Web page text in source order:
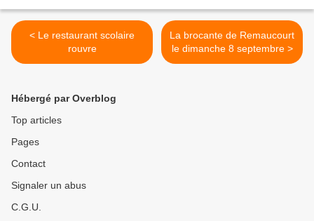
< Le restaurant scolaire
rouvre
La brocante de Remaucourt
le dimanche 8 septembre >
Hébergé par Overblog
Top articles
Pages
Contact
Signaler un abus
C.G.U.